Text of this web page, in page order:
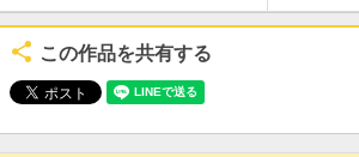
この作品を共有する